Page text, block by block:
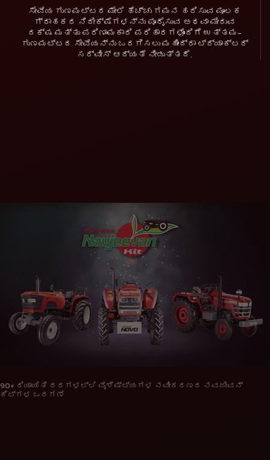
ಸೇವೆಯ ಗುಣಮಟ್ಟದ ಮೇಲೆ ಹೆಚ್ಚು ಗಮನ ಹರಿಸುವ ಮೂಲಕ
ಗ್ರಾಹಕರ ನಿರೀಕ್ಷೆಗಳನ್ನು ಪೂರೈಸುವ ಅಥವಾ ಮೀರುವ
ದಕ್ಷ ಮತ್ತು ಪರಿಣಾಮಕಾರಿ ಪರಿಹಾರಗಳೊಂದಿಗೆ ಉತ್ತಮ-
ಗುಣಮಟ್ಟದ ಸೇವೆಯನ್ನು ಒದಗಿಸಲು ಮಹೀಂದ್ರಾ ಟ್ರ್ಯಾಕ್ಟರ್
ಸರ್ವೀಸ್ ಆದ್ಯತೆ ನೀಡುತ್ತದೆ.
90+ ರಿಯಾಯಿತಿ ದರಗಳಲ್ಲಿ ವೈಶಿಷ್ಟ್ಯಗಳ ನವೀಕರಣದ ನವಜೀವನ್
ಕಿಟ್ಗಳ ಒದಗಣೆ